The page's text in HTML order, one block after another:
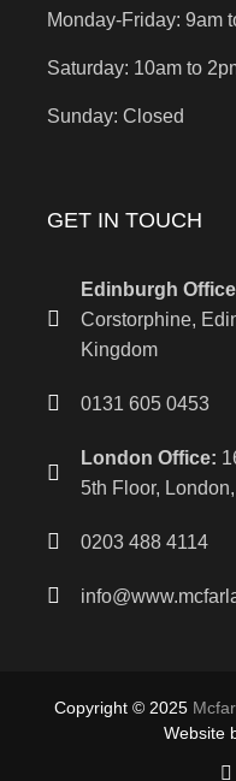
Monday-Friday: 9am
Saturday: 10am to
Sunday: Closed
GET IN TOUCH
Edinburgh
Corstorphine,
Kingdom
0131 605 0453
London Office:
5th Floor,
0203 488 4114
Copyright © 2025
Website